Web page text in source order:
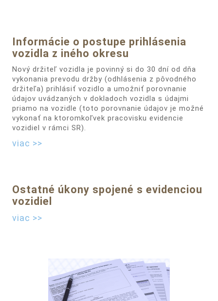
Informácie o postupe prihlásenia
vozidla z iného okresu
Nový držiteľ vozidla je povinný si do 30 dní od dňa
vykonania prevodu držby (odhlásenia z pôvodného
držiteľa) prihlásiť vozidlo a umožniť porovnanie
údajov uvádzaných v dokladoch vozidla s údajmi
priamo na vozidle (toto porovnanie údajov je možné
vykonať na ktoromkoľvek pracovisku evidencie
vozidiel v rámci SR).
viac >>
Ostatné úkony spojené s evidenciou
vozidiel
viac >>